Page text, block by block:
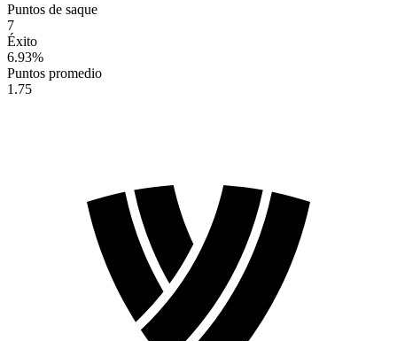
Puntos de saque
7
Éxito
6.93%
Puntos promedio
1.75